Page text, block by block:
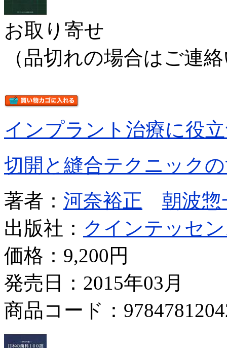
お取り寄せ
（品切れの場合はご連
インプラント治療に役
切開と縫合テクニック
著者： 河奈裕正
朝波惣
出版社： クインテッセ
価格： 9,200円
発売日：2015年03月
商品コード：